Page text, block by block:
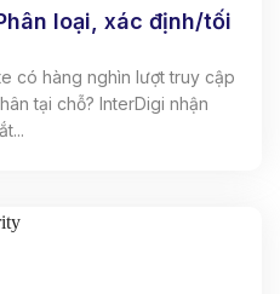
loại, xác định/tối
có hàng nghìn lượt truy cập
tại chỗ? InterDigi nhận